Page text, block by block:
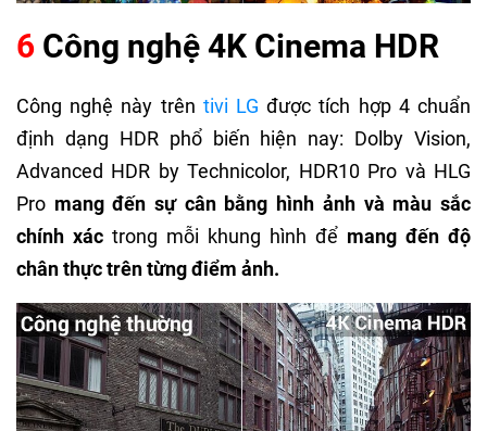
6 Công nghệ 4K Cinema HDR
Công nghệ này trên tivi LG được tích hợp 4 chuẩn
định dạng HDR phổ biến hiện nay: Dolby Vision,
Advanced HDR by Technicolor, HDR10 Pro và HLG
Pro mang đến sự cân bằng hình ảnh và màu sắc
chính xác trong mỗi khung hình để mang đến độ
chân thực trên từng điểm ảnh.